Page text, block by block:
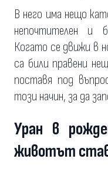
В него има нещо
непочтителен и
Когато се движи в
са били правени
поставя под
този начин, за да
Уран в
животът